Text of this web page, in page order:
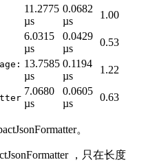
11.2775
µs
0.0682
µs
1.00
6.0315
µs
0.0429
µs
0.53
13.7585
µs
0.1194
µs
1.22
7.0680
µs
0.0605
µs
0.63
。
，只在长度